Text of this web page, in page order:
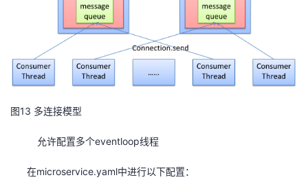
图13 多连接模型
允许配置多个eventloop线程
在microservice.yaml中进行以下配置：